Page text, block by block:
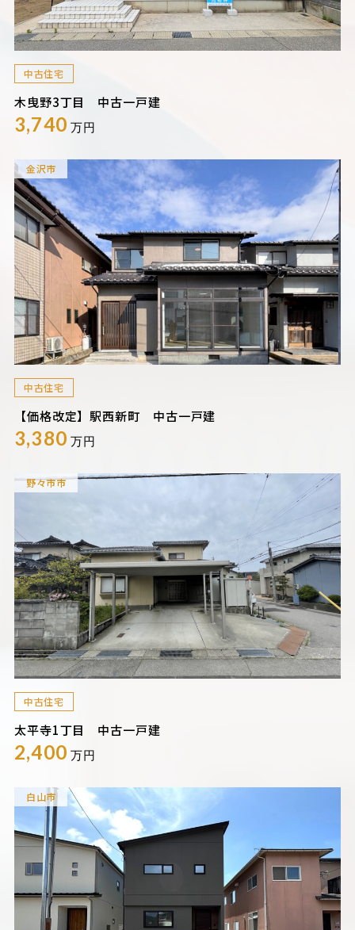
中古住宅
木曳野3丁目 中古一戸建
3,740 万円
金沢市
中古住宅
【価格改定】駅西新町 中古一戸建
3,380 万円
野々市市
中古住宅
太平寺1丁目 中古一戸建
2,400 万円
白山市